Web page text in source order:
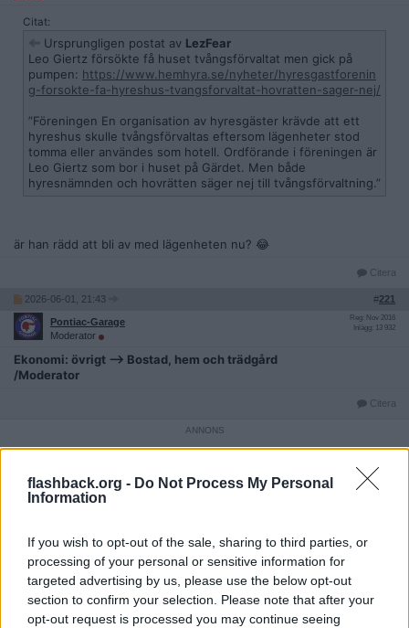
flashback.org - Do Not Process My Personal
Information
If you wish to opt-out of the sale, sharing to third parties, or
processing of your personal or sensitive information for
targeted advertising by us, please use the below opt-out
section to confirm your selection. Please note that after your
opt-out request is processed you may continue seeing
Citat:
Ursprungligen postat av LezFear
Leo Giertz försökte få huset tvångsförvaltat men gick på
pumpen: https://www.hemhyra.se/nyheter/hyresgastforenin
g-forsokte-fa-hyreshus-tvangsforvaltat-hovratten-sager-nej/
”Föreningen En organisation av hyresgäster krävde att ett
hyreshus skulle tvångsförvaltas eftersom lägenheter stod
tomma eller användes som hotell. Ordförande i föreningen är
Leo Giertz som bor i huset på Gärdet. Men både
hyresnämnden och hovrätten säger nej till tvångsförvaltning.”
är han rädd att bli av med lägenheten nu? 😂
Citera
2026-06-01, 21:43 #221
Pontiac-Garage
Moderator
Reg: Nov 2016
Inlägg: 13 932
Ekonomi: övrigt --> Bostad, hem och trädgård
/Moderator
Citera
leogiertz
Medlem
Reg: Nov 2023
Ursprungligen postat av LezFear
Leo Giertz försökte få huset tvångsförvaltat men gick på
pumpen:https://www.hemhyra.se/nyheter/hyresgastforenin
g-forsokte-fa-hyreshus-tvangsforvaltat-hovratten-sager-nej/